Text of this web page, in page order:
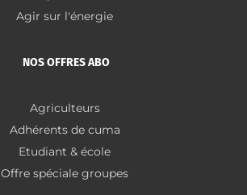
Agir sur l'énergie
NOS OFFRES ABO
Agriculteurs
Adhérents de cuma
Etudiant & école
Offre spéciale groupes